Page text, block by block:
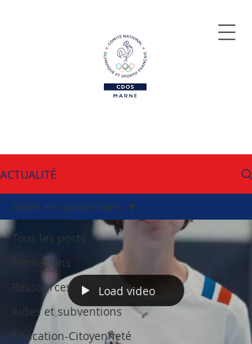
ACTUALITÉ
Tous les posts
Formations
Ressources
Aides et subventions
Education-Citoyenneté
Aides et subventions
Load video